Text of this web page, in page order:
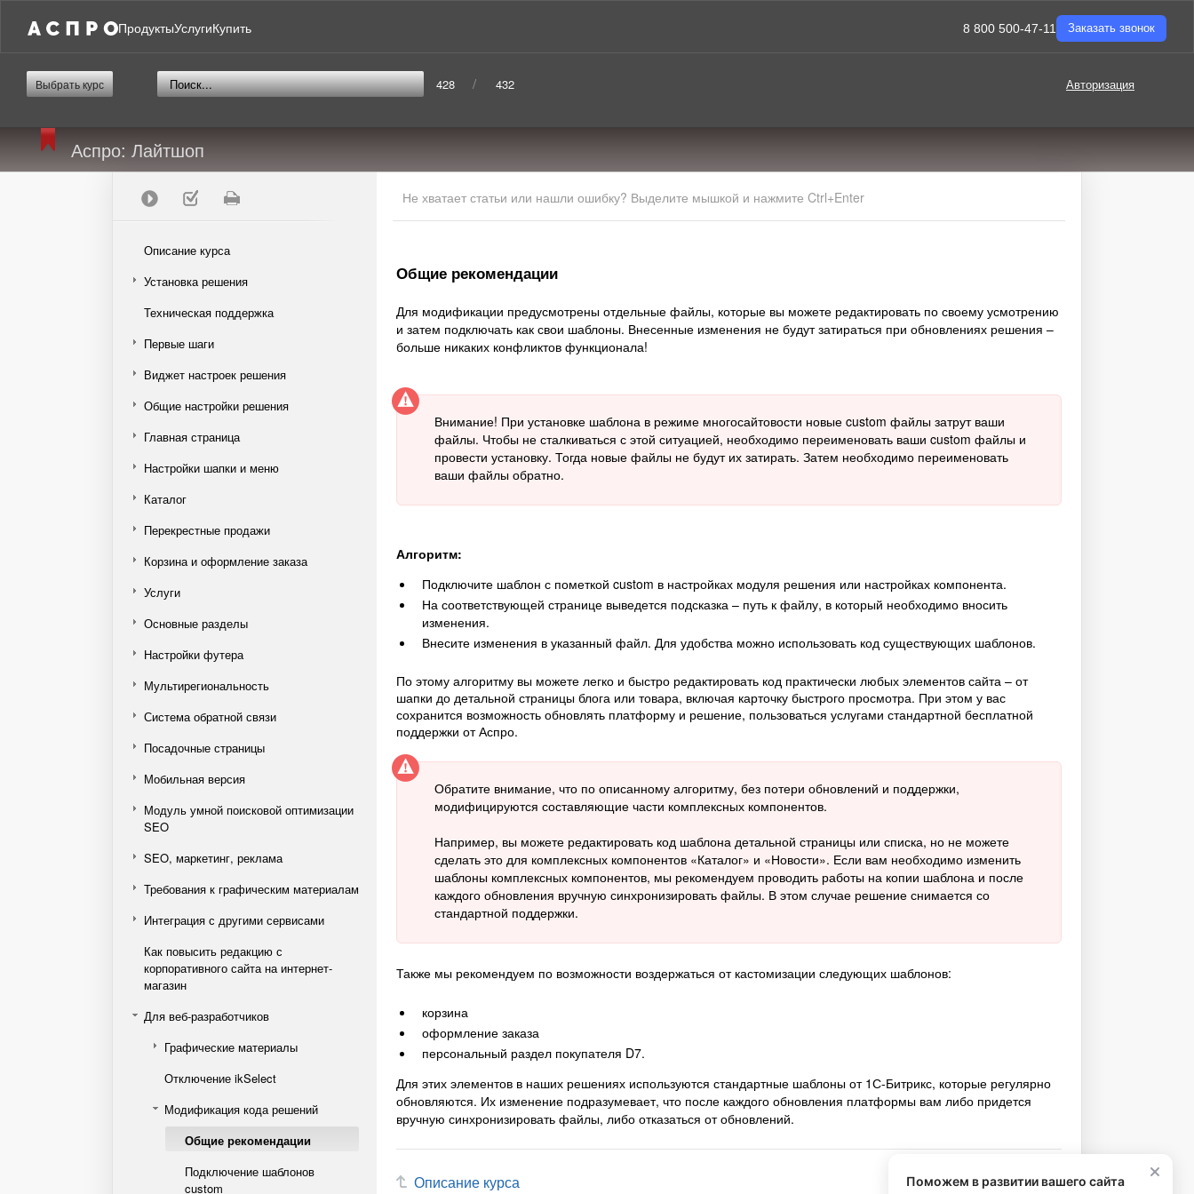
ПродуктыУслугиКупить 8 800 500-47-11 Заказать звонок
Авторизация
Выбрать курс 428 / 432
Аспро: Лайтшоп
Поможем в развитии вашего сайта
Описание курса
Установка решения
Техническая поддержка
Первые шаги
Виджет настроек решения
Общие настройки решения
Главная страница
Настройки шапки и меню
Каталог
Перекрестные продажи
Корзина и оформление заказа
Услуги
Основные разделы
Настройки футера
Мультирегиональность
Система обратной связи
Посадочные страницы
Мобильная версия
Модуль умной поисковой оптимизации
SEO
SEO, маркетинг, реклама
Требования к графическим материалам
Интеграция с другими сервисами
Как повысить редакцию с
корпоративного сайта на интернет-
магазин
Для веб-разработчиков
Графические материалы
Отключение ikSelect
Модификация кода решений
Общие рекомендации
Подключение шаблонов
custom
Не хватает статьи или нашли ошибку? Выделите мышкой и нажмите Ctrl+Enter
Общие рекомендации
Для модификации предусмотрены отдельные файлы, которые вы можете редактировать по своему усмотрению
и затем подключать как свои шаблоны. Внесенные изменения не будут затираться при обновлениях решения –
больше никаких конфликтов функционала!
Внимание! При установке шаблона в режиме многосайтовости новые custom файлы затрут ваши
файлы. Чтобы не сталкиваться с этой ситуацией, необходимо переименовать ваши custom файлы и
провести установку. Тогда новые файлы не будут их затирать. Затем необходимо переименовать
ваши файлы обратно.
Алгоритм:
Подключите шаблон с пометкой custom в настройках модуля решения или настройках компонента.
На соответствующей странице выведется подсказка – путь к файлу, в который необходимо вносить
изменения.
Внесите изменения в указанный файл. Для удобства можно использовать код существующих шаблонов.
По этому алгоритму вы можете легко и быстро редактировать код практически любых элементов сайта – от
шапки до детальной страницы блога или товара, включая карточку быстрого просмотра. При этом у вас
сохранится возможность обновлять платформу и решение, пользоваться услугами стандартной бесплатной
поддержки от Аспро.
Обратите внимание, что по описанному алгоритму, без потери обновлений и поддержки,
модифицируются составляющие части комплексных компонентов.
Например, вы можете редактировать код шаблона детальной страницы или списка, но не можете
сделать это для комплексных компонентов «Каталог» и «Новости». Если вам необходимо изменить
шаблоны комплексных компонентов, мы рекомендуем проводить работы на копии шаблона и после
каждого обновления вручную синхронизировать файлы. В этом случае решение снимается со
стандартной поддержки.
Также мы рекомендуем по возможности воздержаться от кастомизации следующих шаблонов:
корзина
оформление заказа
персональный раздел покупателя D7.
Для этих элементов в наших решениях используются стандартные шаблоны от 1С-Битрикс, которые регулярно
обновляются. Их изменение подразумевает, что после каждого обновления платформы вам либо придется
вручную синхронизировать файлы, либо отказаться от обновлений.
Описание курса